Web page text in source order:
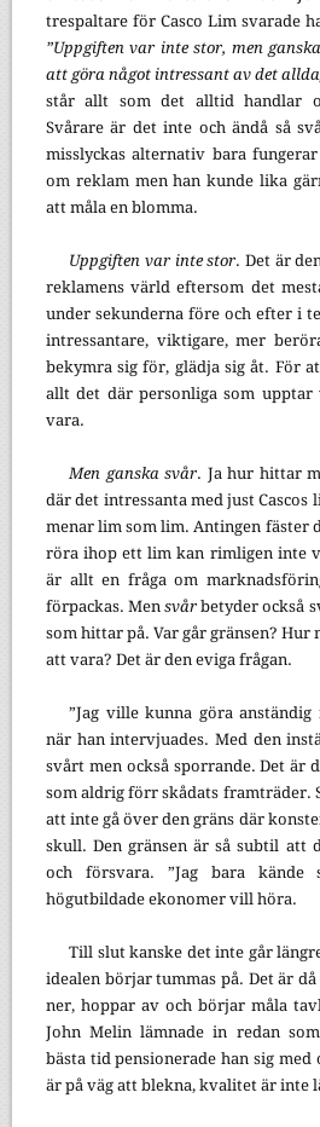
trespaltare för Casco Lim svarade
”Uppgiften var inte stor, men
att göra något intressant av det
står allt som det alltid handlar
Svårare är det inte och ändå så
misslyckas alternativ bara
om reklam men han kunde lika
att måla en blomma.
Uppgiften var inte stor. Det är
reklamens värld eftersom det
under sekunderna före och efter i
intressantare, viktigare, mer
bekymra sig för, glädja sig åt. För
allt det där personliga som
vara.
Men ganska svår. Ja hur hittar
där det intressanta med just Cascos
menar lim som lim. Antingen fäster
röra ihop ett lim kan rimligen inte
är allt en fråga om
förpackas. Mensvår betyder också
som hittar på. Var går gränsen?
att vara? Det är den eviga frågan.
”Jag ville kunna göra anständig
när han intervjuades. Med den
svårt men också sporrande. Det är
som aldrig förr skådats framträder.
att inte gå över den gräns där
skull. Den gränsen är så subtil att
och försvara. ”Jag bara
högutbildade ekonomer vill höra.
Till slut kanske det inte går
idealen börjar tummas på. Det är
ner, hoppar av och börjar måla
John Melin lämnade in redan
bästa tid pensionerade han sig med
är på väg att blekna, kvalitet är inte